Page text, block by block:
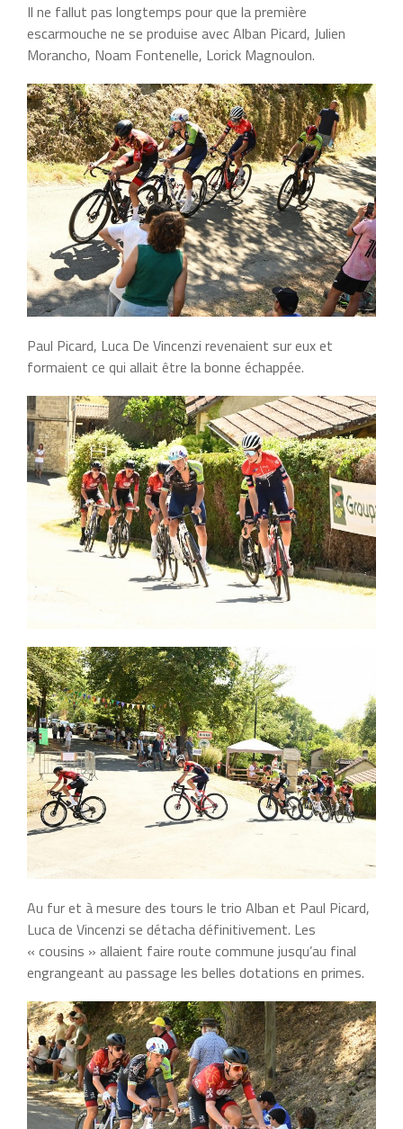
Il ne fallut pas longtemps pour que la première
escarmouche ne se produise avec Alban Picard, Julien
Morancho, Noam Fontenelle, Lorick Magnoulon.
Paul Picard, Luca De Vincenzi revenaient sur eux et
formaient ce qui allait être la bonne échappée.
Au fur et à mesure des tours le trio Alban et Paul Picard,
Luca de Vincenzi se détacha définitivement. Les
« cousins » allaient faire route commune jusqu’au final
engrangeant au passage les belles dotations en primes.